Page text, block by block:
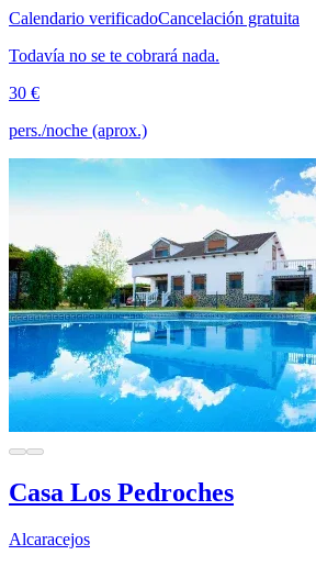
Calendario verificadoCancelación gratuita
Todavía no se te cobrará nada.
30 €
pers./noche (aprox.)
Casa Los Pedroches
Alcaracejos